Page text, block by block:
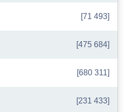
[71 493]
[475 684]
[680 311]
[231 433]